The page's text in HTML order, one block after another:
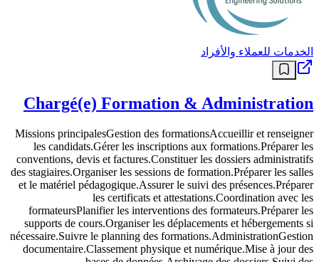
الخدمات للعملاء والأفراد
Chargé(e) Formation & Administration
Missions principalesGestion des formationsAccueillir et renseigner
les candidats.Gérer les inscriptions aux formations.Préparer les
conventions, devis et factures.Constituer les dossiers administratifs
des stagiaires.Organiser les sessions de formation.Préparer les salles
et le matériel pédagogique.Assurer le suivi des présences.Préparer
les certificats et attestations.Coordination avec les
formateursPlanifier les interventions des formateurs.Préparer les
supports de cours.Organiser les déplacements et hébergements si
nécessaire.Suivre le planning des formations.AdministrationGestion
documentaire.Classement physique et numérique.Mise à jour des